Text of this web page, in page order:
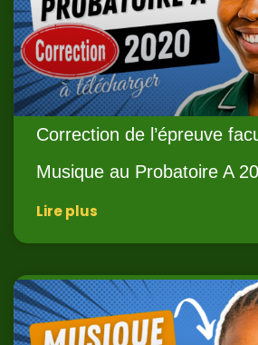
Correction de l’épreuve
Musique au Probatoire A
Lire plus